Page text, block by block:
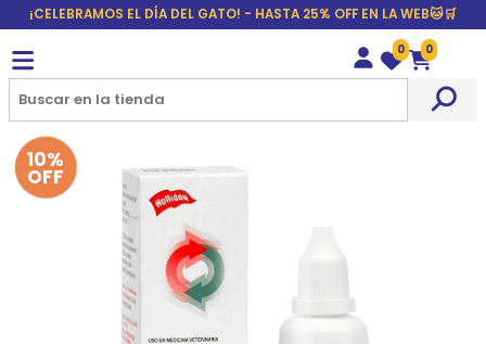
¡CELEBRAMOS EL DÍA DEL GATO! - HASTA 25% OFF EN LA WEB🐱🛒
Wishlist
0
Carrito
0
10%
OFF